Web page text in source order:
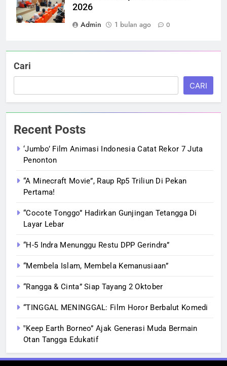
2026
Admin
1 bulan ago 0
Cari
CARI
Recent Posts
‘Jumbo’ Film Animasi Indonesia Catat Rekor 7 Juta
Penonton
“A Minecraft Movie”, Raup Rp5 Triliun Di Pekan
Pertama!
“Cocote Tonggo” Hadirkan Gunjingan Tetangga Di
Layar Lebar
“H-5 Indra Menunggu Restu DPP Gerindra”
“Membela Islam, Membela Kemanusiaan”
“Rangga & Cinta” Siap Tayang 2 Oktober
“TINGGAL MENINGGAL: Film Horor Berbalut Komedi
‟Keep Earth Borneo” Ajak Generasi Muda Bermain
Otan Tangga Edukatif